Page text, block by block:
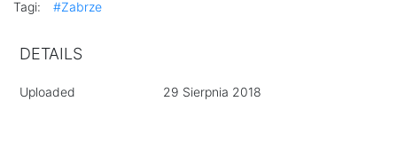
Tagi: #Zabrze
DETAILS
Uploaded 29 Sierpnia 2018